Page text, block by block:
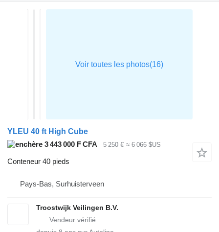
YLEU 40 ft High Cube
3 443 000 F CFA
5 250 € ≈ 6 066 $US
Conteneur 40 pieds
Pays-Bas, Surhuisterveen
Troostwijk Veilingen B.V.